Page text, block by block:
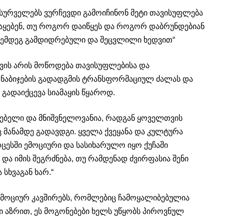
ვურჩევდი გამოიჩინონ მეტი თავისუფლება
თუ როგორ დაიწყეს და როგორ დაბრუნდებიან
გამდიდრებული და შეცვლილი ხედვით“
არის მოწოდება თავისუფლებისა და
ნაბიჯების გადადგმის ტრანსფორმაციულ ძალას და
სიამაყის წყაროდ.
და მნიშვნელოვანია, რადგან ყოველთვის
გადავდგი. ყველა ქვეყანა და კულტურა
ემოციური და სასიხარულო იყო ქუჩაში
იმის შეგრძნება, თუ რამდენად ძვირფასია შენი
ხარ.“
კავშირებს, რომლებიც ჩამოყალიბებულია
აზრით, ეს მოგონებები ხელს უწყობს პიროვნულ